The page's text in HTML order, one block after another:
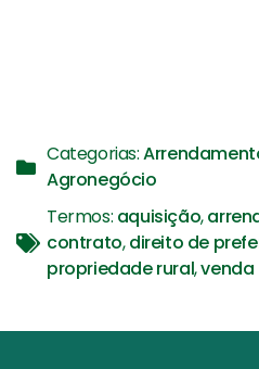
Categorias:
Agronegócio
Termos: aquisição,
contrato,direito de
propriedade rural,venda